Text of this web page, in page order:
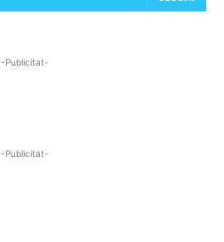
-Publicitat-
-Publicitat-